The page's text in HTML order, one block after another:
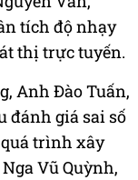
tích độ nhạy
thị trực tuyến.
Anh Đào Tuấn,
đánh giá sai số
trình xây
Vũ Quỳnh,